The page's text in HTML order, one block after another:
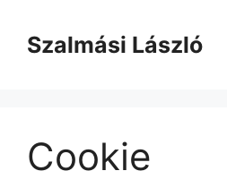
tartalomba
Szalmási László
Cookie